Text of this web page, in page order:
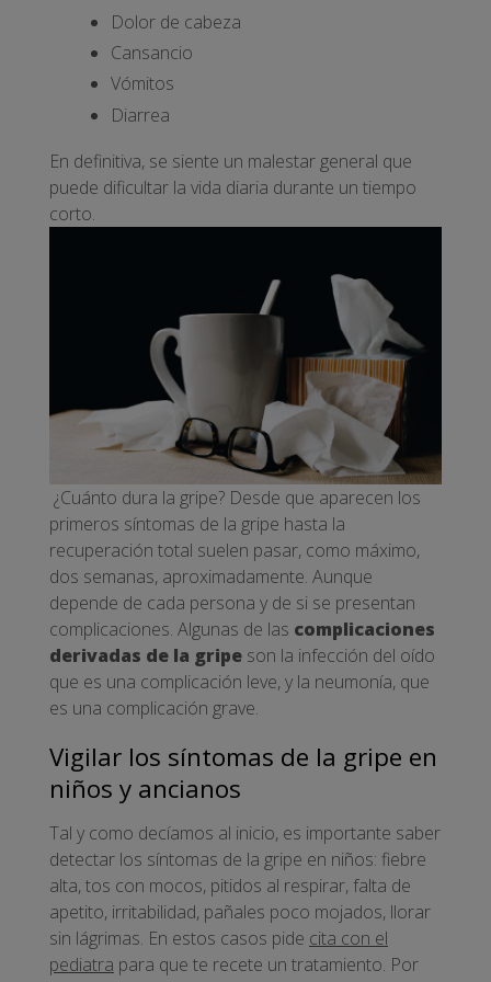
Dolor de cabeza
Cansancio
Vómitos
Diarrea
En definitiva, se siente un malestar general que
puede dificultar la vida diaria durante un tiempo
corto.
¿Cuánto dura la gripe? Desde que aparecen los
primeros síntomas de la gripe hasta la
recuperación total suelen pasar, como máximo,
dos semanas, aproximadamente. Aunque
depende de cada persona y de si se presentan
complicaciones. Algunas de las complicaciones
derivadas de la gripe son la infección del oído
que es una complicación leve, y la neumonía, que
es una complicación grave.
Vigilar los síntomas de la gripe en
niños y ancianos
Tal y como decíamos al inicio, es importante saber
detectar los síntomas de la gripe en niños: fiebre
alta, tos con mocos, pitidos al respirar, falta de
apetito, irritabilidad, pañales poco mojados, llorar
sin lágrimas. En estos casos pide cita con el
pediatra para que te recete un tratamiento. Por